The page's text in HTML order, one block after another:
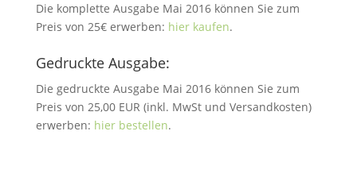
Die komplette Ausgabe Mai 2016 können Sie zum
Preis von 25€ erwerben: hier kaufen.
Gedruckte Ausgabe:
Die gedruckte Ausgabe Mai 2016 können Sie zum
Preis von 25,00 EUR (inkl. MwSt und Versandkosten)
erwerben: hier bestellen.